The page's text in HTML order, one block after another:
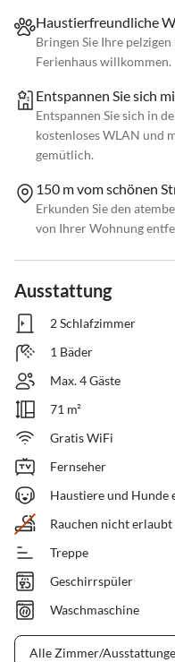
Haustierfreundliche
Bringen Sie Ihre
Ferienhaus willkommen.
Entspannen Sie sich
Entspannen Sie sich in
kostenloses WLAN und
gemütlich.
150 m vom schönen
Erkunden Sie den
von Ihrer Wohnung
Ausstattung
2 Schlafzimmer
1 Bäder
Max. 4 Gäste
71 m²
Gratis WiFi
Fernseher
Haustiere und Hunde
Rauchen nicht erlaubt
Treppe
Geschirrspüler
Waschmaschine
Alle Zimmer/